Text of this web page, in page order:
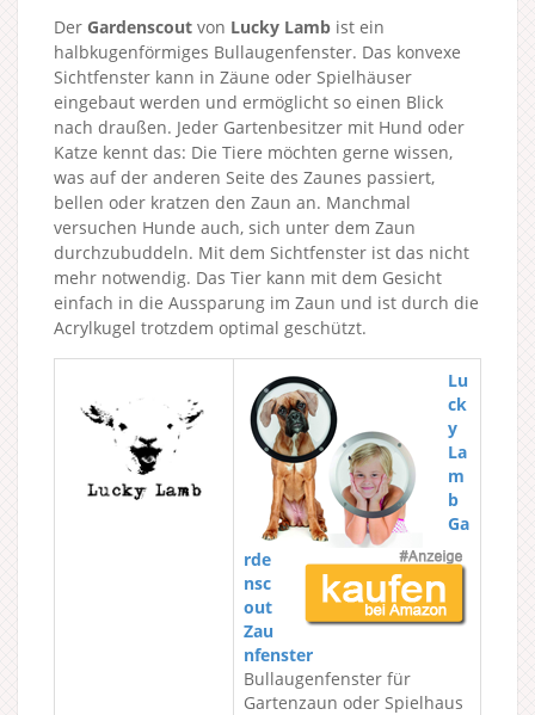
Der Gardenscout von Lucky Lamb ist ein
halbkugenförmiges Bullaugenfenster. Das konvexe
Sichtfenster kann in Zäune oder Spielhäuser
eingebaut werden und ermöglicht so einen Blick
nach draußen. Jeder Gartenbesitzer mit Hund oder
Katze kennt das: Die Tiere möchten gerne wissen,
was auf der anderen Seite des Zaunes passiert,
bellen oder kratzen den Zaun an. Manchmal
versuchen Hunde auch, sich unter dem Zaun
durchzubuddeln. Mit dem Sichtfenster ist das nicht
mehr notwendig. Das Tier kann mit dem Gesicht
einfach in die Aussparung im Zaun und ist durch die
Acrylkugel trotzdem optimal geschützt.
Lu
ck
y
La
m
b
Ga
rde
nsc
out
Zau
nfenster
Bullaugenfenster für
Gartenzaun oder Spielhaus